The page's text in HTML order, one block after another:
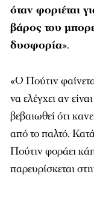
όταν φοριέται
βάρος του
δυσφορία».
«Ο Πούτιν
να ελέγχει αν
βεβαιωθεί ότι
από το παλτό.
Πούτιν φοράει
παρευρίσκεται